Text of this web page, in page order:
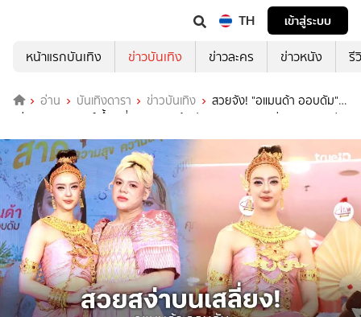
TH
เข้าสู่ระบบ
หน้าแรกบันเทิง
ข่าวบันเทิง ข่าวละคร ข่าวหนัง รี
อ่าน บันเทิงดารา ข่าวบันเทิง
สวยจัง! "อแมนด้า ออบดัม"
แต่งนางสงกรานต์ ขึ้นเสลี่ยง งานชิมช้อปตลาด "A fair" อร่อยเกรดเอ ฟิว